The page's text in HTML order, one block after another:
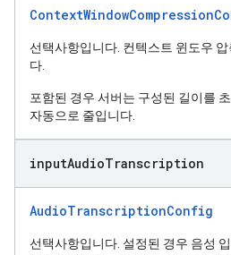
선택사항입니다. 컨텍스트 윈도우
다.
포함된 경우 서버는 구성된 길이를
자동으로 줄입니다.
inputAudioTranscription
AudioTranscriptionConfig
선택사항입니다. 설정된 경우 음성